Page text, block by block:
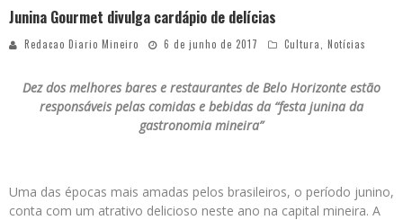
Junina Gourmet divulga cardápio de delícias
Redacao Diario Mineiro 6 de junho de 2017 Cultura Notícias
Dez dos melhores bares e restaurantes de Belo Horizonte estão
responsáveis pelas comidas e bebidas da “festa junina da
gastronomia mineira”
Uma das épocas mais amadas pelos brasileiros, o período junino,
conta com um atrativo delicioso neste ano na capital mineira. A